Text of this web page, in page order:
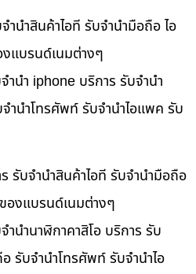
นำสินค้าไอที รับจำนำมือถือ ไอ
แบรนด์เนมต่างๆ
นำ iphone บริการ รับจำนำ
ำนำโทรศัพท์ รับจำนำไอแพค รับ
รับจำนำสินค้าไอที รับจำนำมือถือ
องแบรนด์เนมต่างๆ
นำนาฬิกาคาสิโอ บริการ รับ
รับจำนำโทรศัพท์ รับจำนำไอ